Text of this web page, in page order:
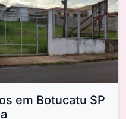
em Botucatu SP